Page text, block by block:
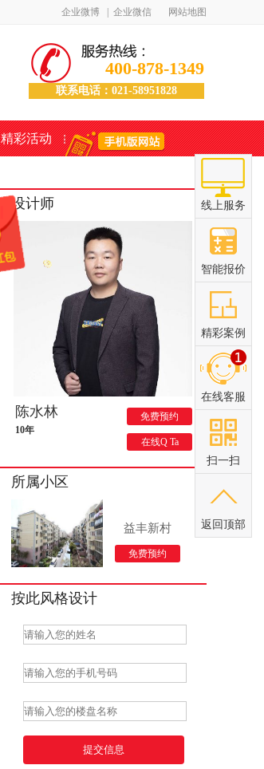
企业微博 企业微信 网站地图
400-878-1349
联系电话：021-58951828
精彩活动
设计师
陈水林
10年
免费预约
在线Q Ta
所属小区
益丰新村
免费预约
按此风格设计
线上服务
智能报价
精彩案例
在线客服
扫一扫
返回顶部